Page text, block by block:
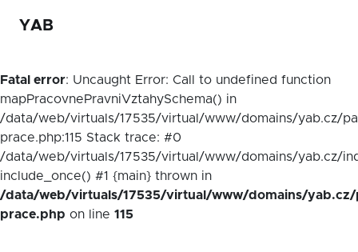
YAB
Fatal error: Uncaught Error: Call to undefined function
mapPracovnePravniVztahySchema() in
/data/web/virtuals/17535/virtual/www/domains/yab.cz/
prace.php:115 Stack trace: #0
/data/web/virtuals/17535/virtual/www/domains/yab.cz/
include_once() #1 {main} thrown in
/data/web/virtuals/17535/virtual/www/domains/yab.cz/
prace.php on line 115